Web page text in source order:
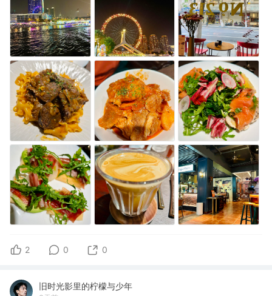
2 0 0
旧时光影里的柠檬与少年